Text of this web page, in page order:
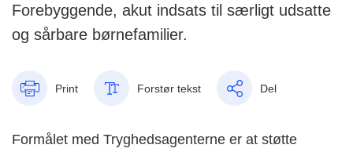
Forebyggende, akut indsats til særligt udsatte
og sårbare børnefamilier.
Print Forstør tekst Del
Formålet med Tryghedsagenterne er at støtte